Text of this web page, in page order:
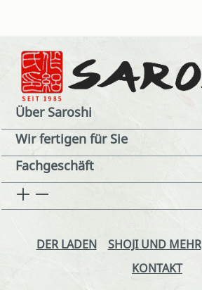
Über Saroshi
Wir fertigen für Sie
Fachgeschäft
DER LADEN SHOJI UND MEHR
KONTAKT